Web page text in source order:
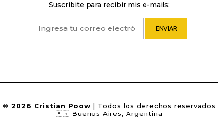
Suscribite para recibir mis e-mails:
© 2026 Cristian Poow | Todos los derechos reservados
🇦🇷 Buenos Aires, Argentina